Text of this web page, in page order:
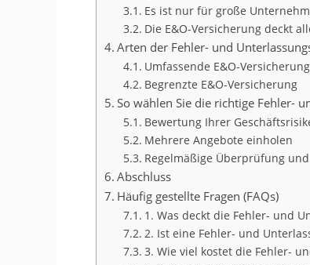
Es ist nur für große
Die E&O-Versicherung deckt
Arten der Fehler- und
Umfassende E&O-Versicherung
Begrenzte E&O-Versicherung
So wählen Sie die richtige Fehler-
Bewertung Ihrer
Mehrere Angebote einholen
Regelmäßige Überprüfung
Abschluss
Häufig gestellte Fragen (FAQs)
1. Was deckt die Fehler- und
2. Ist eine Fehler- und
3. Wie viel kostet die Fehler-